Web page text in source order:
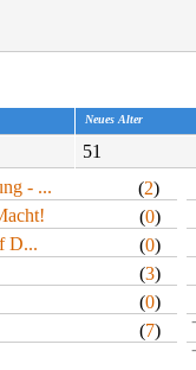
Neues Alter
51
- ... (2)
(0)
D... (0)
(3)
(0)
(7)